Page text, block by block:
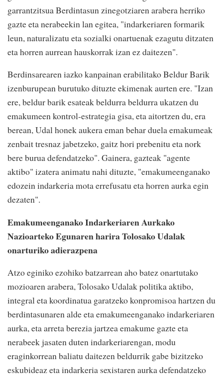
garrantzitsua Berdintasun zinegotziaren arabera herriko
gazte eta nerabeekin lan egitea, "indarkeriaren formarik
leun, naturalizatu eta sozialki onartuenak ezagutu ditzaten
eta horren aurrean hauskorrak izan ez daitezen".
Berdinsarearen iazko kanpainan erabilitako Beldur Barik
izenburupean burutuko dituzte ekimenak aurten ere. "Izan
ere, beldur barik esateak beldurra beldurra ukatzen du
emakumeen kontrol-estrategia gisa, eta aitortzen du, era
berean, Udal honek aukera eman behar duela emakumeak
zenbait tresnaz jabetzeko, gaitz hori prebenitu eta nork
bere burua defendatzeko". Gainera, gazteak "agente
aktibo" izatera animatu nahi dituzte, "emakumeenganako
edozein indarkeria mota errefusatu eta horren aurka egin
dezaten".
Emakumeenganako Indarkeriaren Aurkako
Nazioarteko Egunaren hariraTolosako Udalak
onarturiko adierazpena
Atzo eginiko ezohiko batzarrean aho batez onartutako
mozioaren arabera, Tolosako Udalak politika aktibo,
integral eta koordinatua garatzeko konpromisoa hartzen du
berdintasunaren alde eta emakumeenganako indarkeriaren
aurka, eta arreta berezia jartzea emakume gazte eta
nerabeek jasaten duten indarkeriarengan, modu
eraginkorrean baliatu daitezen beldurrik gabe bizitzeko
eskubideaz eta indarkeria sexistaren aurka defendatzeko